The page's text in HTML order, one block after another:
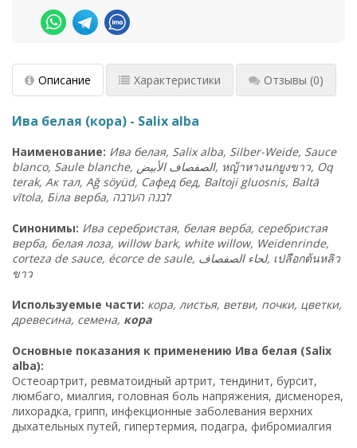
Описание Характеристики Отзывы (0)
Ива белая (кора) - Salix alba
Наименование: Ива белая, Salix alba, Silber-Weide, Sauce
blanco, Saule blanche,
الصفصاف الأبيض , หญ้าหางนกยูงขาว, Oq
terak, Ак тал, Ağ söyüd, Сафед бед, Baltoji gluosnis, Baltā
vītola, Біла верба,
לבנה הערבה
Синонимы: Ива серебристая, белая верба, серебристая
верба, белая лоза, willow bark, white willow, Weidenrinde,
corteza de sauce, écorce de saule, لحاء الصفصاف, เปลือกต้นหลิว
ขาว
Используемые части: кора, листья, ветви, почки, цветки,
древесина, семена, кора
Основные показания к применению Ива белая (Salix
alba):
Остеоартрит, ревматоидный артрит, тендинит, бурсит,
люмбаго, миалгия, головная боль напряжения, дисменорея,
лихорадка, грипп, инфекционные заболевания верхних
дыхательных путей, гипертермия, подагра, фибромиалгия